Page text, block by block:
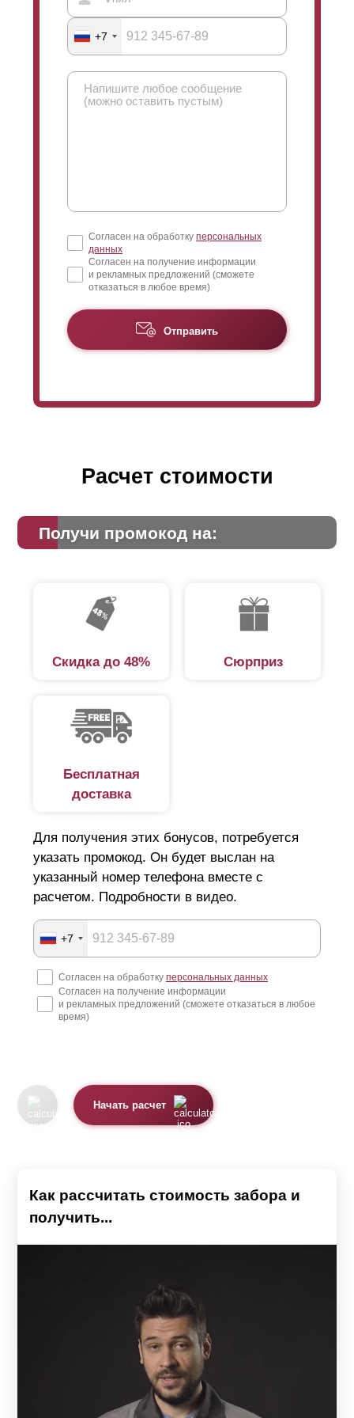
+7
Согласен на обработку персональных
данных
Согласен на получение информации
и рекламных предложений (сможете
отказаться в любое время)
Отправить
Расчет стоимости
Получи промокод на:
Скидка до 48% Сюрприз
Бесплатная
доставка
Для получения этих бонусов, потребуется
указать промокод. Он будет выслан на
указанный номер телефона вместе с
расчетом. Подробности в видео.
+7
Согласен на обработку персональных данных
Согласен на получение информации
и рекламных предложений (сможете отказаться в любое
время)
Начать расчет
Как рассчитать стоимость забора и
получить...